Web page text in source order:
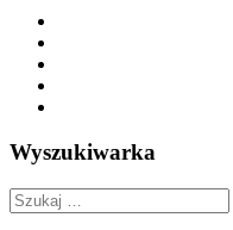
Wyszukiwarka
Szukaj